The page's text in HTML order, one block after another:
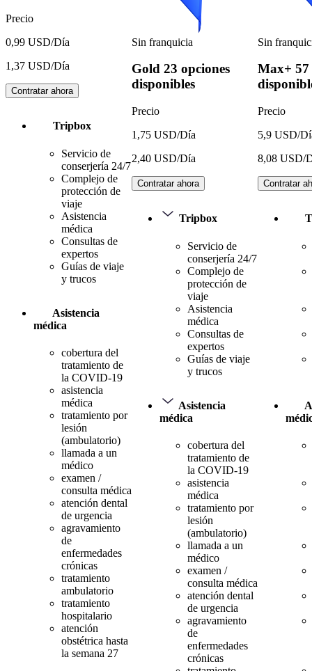
Precio
0,99 USD/Día
1,37 USD/Día
Contratar ahora
Tripbox
Servicio de
conserjería 24/7
Complejo de
protección de
viaje
Asistencia
médica
Consultas de
expertos
Guías de viaje
y trucos
Asistencia
médica
cobertura del
tratamiento de
la COVID-19
asistencia
médica
tratamiento por
lesión
(ambulatorio)
llamada a un
médico
examen /
consulta médica
atención dental
de urgencia
agravamiento
de
enfermedades
crónicas
tratamiento
ambulatorio
tratamiento
hospitalario
atención
obstétrica hasta
la semana 27
Sin franquicia
Gold 23 opciones
disponibles
Precio
1,75 USD/Día
2,40 USD/Día
Contratar ahora
Tripbox
Servicio de
conserjería 24/7
Complejo de
protección de
viaje
Asistencia
médica
Consultas de
expertos
Guías de viaje
y trucos
Asistencia
médica
cobertura del
tratamiento de
la COVID-19
asistencia
médica
tratamiento por
lesión
(ambulatorio)
llamada a un
médico
examen /
consulta médica
atención dental
de urgencia
agravamiento
de
enfermedades
crónicas
Sin
Max+ 57
Precio
5,9 USD/
8,08 USD/
Contratar